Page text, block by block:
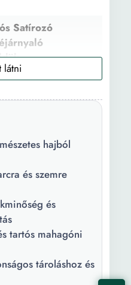
Satírozó
felviteléhez
Púder
felviteléhez
felviteléhez
felviteléhez
hajból
és szemre
és
tartós mahagóni
tároláshoz és